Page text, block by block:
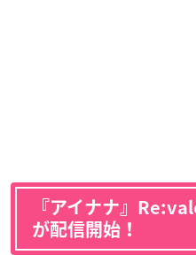
『アイナナ』
が配信開始！